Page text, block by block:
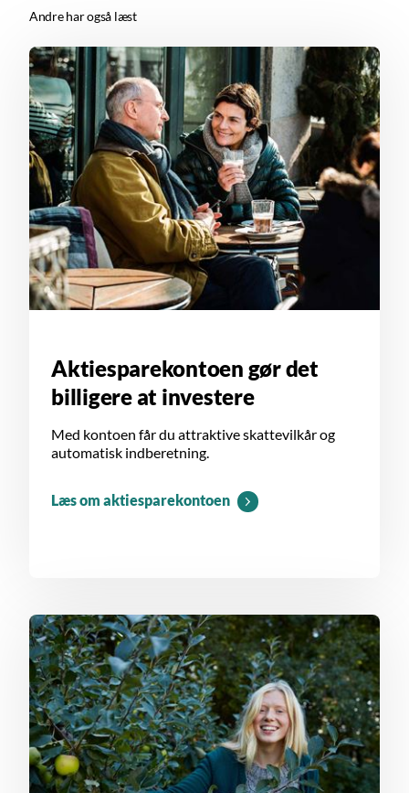
Andre har også læst
Aktiesparekontoen gør det
billigere at investere
Med kontoen får du attraktive skattevilkår og
automatisk indberetning.
Læs om aktiesparekontoen